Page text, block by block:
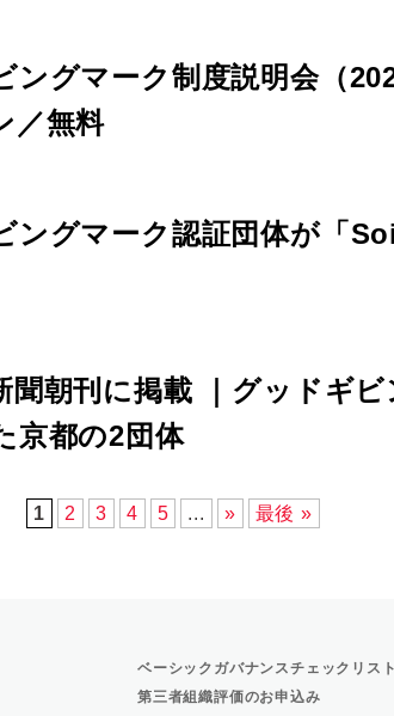
ングマーク制度説明会（
／無料
ングマーク認証団体が「
聞朝刊に掲載 ｜グッドギ
京都の2団体
1 2 3 4 5 ... » 最後 »
ベーシックガバナンスチェックリスト
第三者組織評価のお申込み